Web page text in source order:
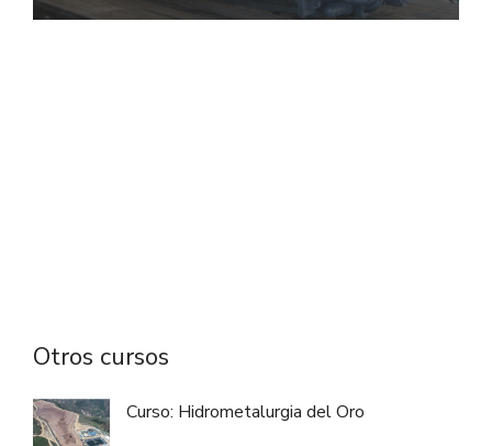
Otros cursos
Curso: Hidrometalurgia del Oro